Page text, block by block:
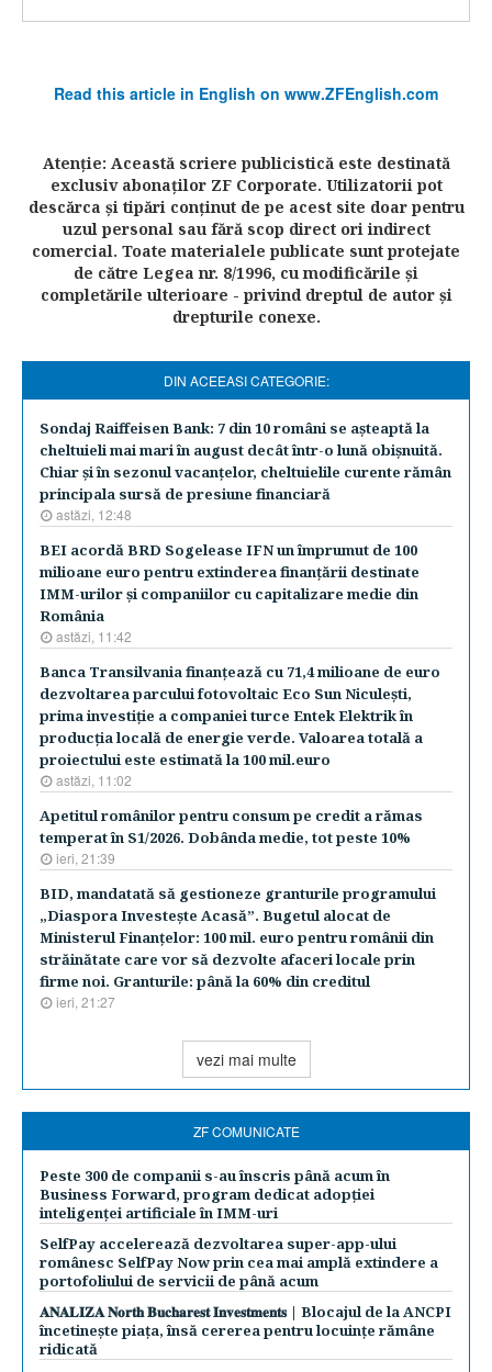
Read this article in English on www.ZFEnglish.com
Atenţie: Această scriere publicistică este destinată
exclusiv abonaţilor ZF Corporate. Utilizatorii pot
descărca şi tipări conţinut de pe acest site doar pentru
uzul personal sau fără scop direct ori indirect
comercial. Toate materialele publicate sunt protejate
de către Legea nr. 8/1996, cu modificările şi
completările ulterioare - privind dreptul de autor şi
drepturile conexe.
DIN ACEEASI CATEGORIE:
Sondaj Raiffeisen Bank: 7 din 10 români se aşteaptă la
cheltuieli mai mari în august decât într-o lună obişnuită.
Chiar şi în sezonul vacanţelor, cheltuielile curente rămân
principala sursă de presiune financiară
astăzi, 12:48
BEI acordă BRD Sogelease IFN un împrumut de 100
milioane euro pentru extinderea finanţării destinate
IMM-urilor şi companiilor cu capitalizare medie din
România
astăzi, 11:42
Banca Transilvania finanţează cu 71,4 milioane de euro
dezvoltarea parcului fotovoltaic Eco Sun Niculeşti,
prima investiţie a companiei turce Entek Elektrik în
producţia locală de energie verde. Valoarea totală a
proiectului este estimată la 100 mil.euro
astăzi, 11:02
Apetitul românilor pentru consum pe credit a rămas
temperat în S1/2026. Dobânda medie, tot peste 10%
ieri, 21:39
BID, mandatată să gestioneze granturile programului
„Diaspora Investeşte Acasă”. Bugetul alocat de
Ministerul Finanţelor: 100 mil. euro pentru românii din
străinătate care vor să dezvolte afaceri locale prin
firme noi. Granturile: până la 60% din creditul
ieri, 21:27
vezi mai multe
ZF COMUNICATE
Peste 300 de companii s-au înscris până acum în
Business Forward, program dedicat adopției
inteligenței artificiale în IMM-uri
SelfPay accelerează dezvoltarea super-app-ului
românesc SelfPay Now prin cea mai amplă extindere a
portofoliului de servicii de până acum
𝐀𝐍𝐀𝐋𝐈𝐙𝐀 𝐍𝐨𝐫𝐭𝐡 𝐁𝐮𝐜𝐡𝐚𝐫𝐞𝐬𝐭 𝐈𝐧𝐯𝐞𝐬𝐭𝐦𝐞𝐧𝐭𝐬 | Blocajul de la ANCPI
încetinește piața, însă cererea pentru locuințe rămâne
ridicată